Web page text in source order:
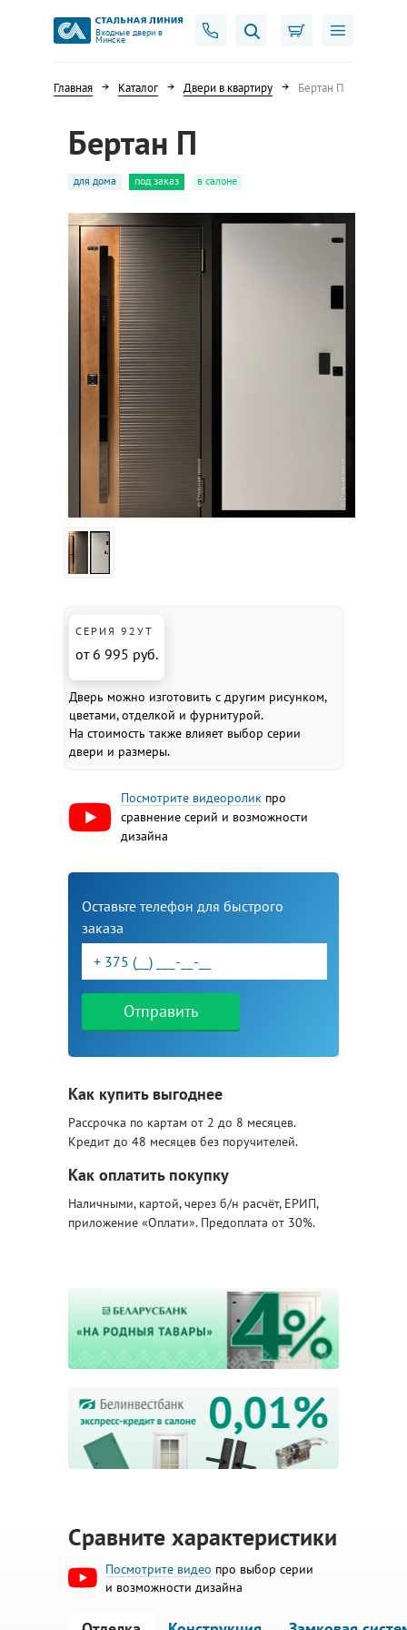
Входные двери в
Минске
Главная Каталог Двери в квартиру Бертан П
Бертан П
для дома под заказ в салоне
СЕРИЯ 92УТ
от 6 995 руб.
Дверь можно изготовить с другим рисунком,
цветами, отделкой и фурнитурой.
На стоимость также влияет выбор серии
двери и размеры.
Посмотрите видеоролик про
сравнение серий и возможности
дизайна
Оставьте телефон для быстрого
заказа
Отправить
Как купить выгоднее
Рассрочка по картам от 2 до 8 месяцев.
Кредит до 48 месяцев без поручителей.
Как оплатить покупку
Наличными, картой, через б/н расчёт, ЕРИП,
приложение «Оплати». Предоплата от 30%.
Сравните характеристики
Посмотрите видео про выбор серии
и возможности дизайна